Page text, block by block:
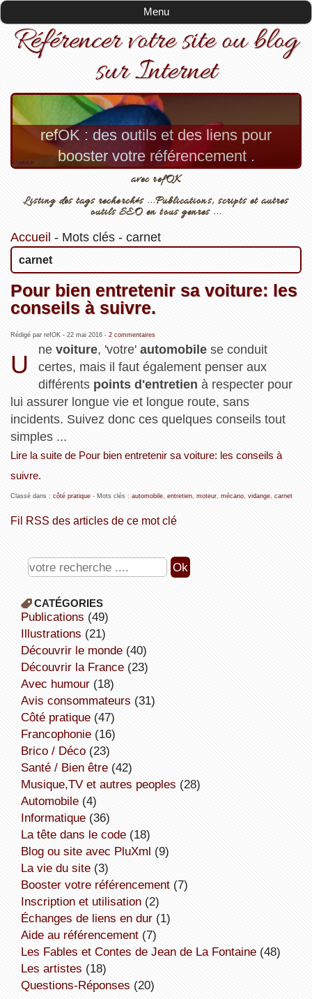
Menu
Référencer votre site ou blog
sur Internet
refOK : des outils et des liens pour
booster votre référencement .
avec refOK
Listing des tags recherchés ...Publications, scripts et autres
outils SEO en tous genres ...
Accueil - Mots clés- carnet
carnet
Pour bien entretenir sa voiture: les
conseils à suivre.
Rédigé par refOK - 22 mai 2016- 2 commentaires
U
nevoiture, 'votre'automobile se conduit
certes, mais il faut également penser aux
différents points d'entretien à respecter pour
lui assurer longue vie et longue route, sans
incidents. Suivez donc ces quelques conseils tout
simples ...
Lire la suite de Pour bien entretenir sa voiture: les conseils à
suivre.
Classé dans : côté pratique- Mots clés : automobile, entretien, moteur, mécano, vidange, carnet
Fil RSS des articles de ce mot clé
CATÉGORIES
publications (49)
illustrations (21)
découvrir le monde(40)
découvrir la France(23)
avec humour(18)
avis consommateurs (31)
côté pratique(47)
Francophonie(16)
Brico / Déco(23)
Santé / Bien être(42)
Musique,TV et autres peoples (28)
Automobile(4)
informatique(36)
la tête dans le code(18)
Blog ou site avec PluXml (9)
la vie du site(3)
booster votre référencement(7)
inscription et utilisation(2)
échanges de liens en dur(1)
aide au référencement(7)
Les Fables et Contes de Jean de La Fontaine(48)
Les artistes (18)
Questions-Réponses (20)